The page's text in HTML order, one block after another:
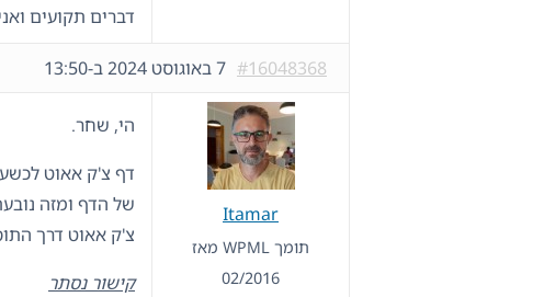
דברים תקועים
7 באוגוסט 2024 ב-13:50 #16048368
Itamar
תומך WPML מאז
02/2016
הי, שחר.
דף צ'ק אאוט
של הדף ומזה
צ'ק אאוט דרך
קישור נסתר